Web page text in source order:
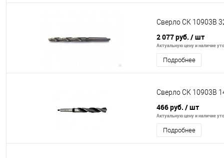
Сверло СК 10903В
2 077 руб. / шт
Актуальную цену и наличие
Подробнее
Сверло СК 10903В
466 руб. / шт
Актуальную цену и наличие
Подробнее